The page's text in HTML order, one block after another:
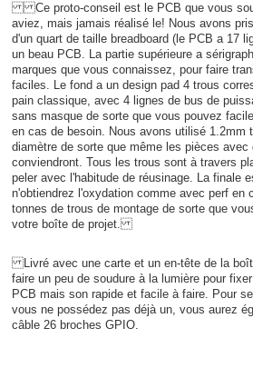
Ce proto-conseil est le PCB que vous
aviez, mais jamais réalisé le! Nous avons
d'un quart de taille breadboard (le PCB a 17
un beau PCB. La partie supérieure a
marques que vous connaissez, pour faire
faciles. Le fond a un design pad 4 trous
pain classique, avec 4 lignes de bus de
sans masque de sorte que vous pouvez
en cas de besoin. Nous avons utilisé 1.2mm
diamètre de sorte que même les pièces avec
conviendront. Tous les trous sont à travers
peler avec l'habitude de réusinage. La finale
n'obtiendrez l'oxydation comme avec perf en
tonnes de trous de montage de sorte que
votre boîte de projet.
Livré avec une carte et un en-tête de la
faire un peu de soudure à la lumière pour
PCB mais son rapide et facile à faire. Pour
vous ne possédez pas déjà un, vous aurez
câble 26 broches GPIO.